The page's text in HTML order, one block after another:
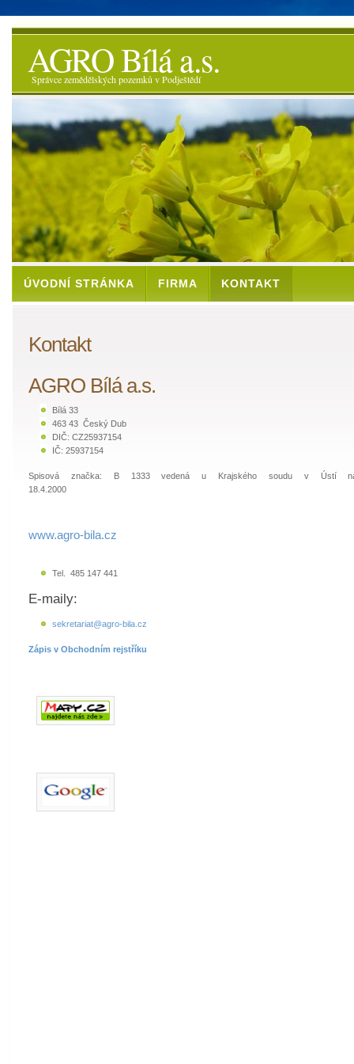
AGRO Bílá a.s.
Správce zemědělských pozemků v Podještědí
ÚVODNÍ STRÁNKA FIRMA KONTAKT
Kontakt
AGRO Bílá a.s.
Bílá 33
463 43 Český Dub
DIČ: CZ25937154
IČ: 25937154
Spisová značka: B 1333 vedená u Krajského soudu v Ústí
18.4.2000
www.agro-bila.cz
Tel. 485 147 441
E-maily:
sekretariat@agro-bila.cz
Zápis v Obchodním rejstříku